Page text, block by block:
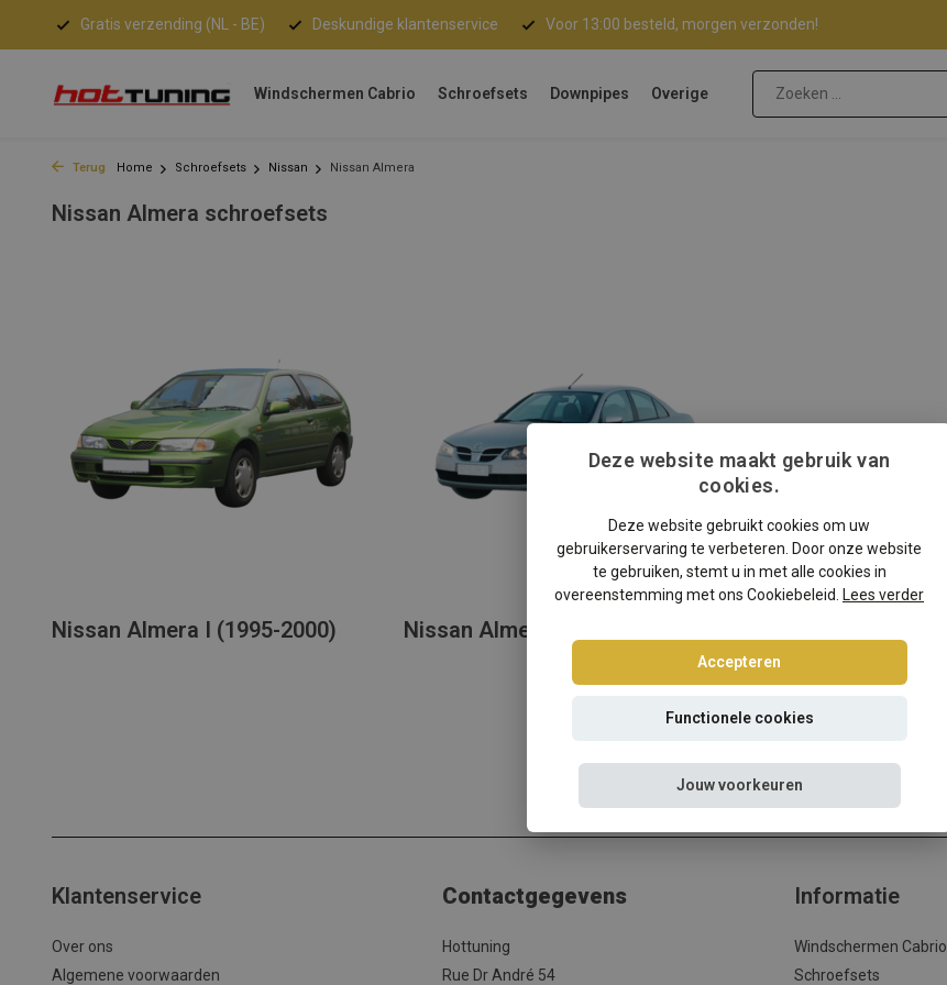
Gratis verzending (NL - BE) Deskundige klantenservice Voor 13:00 besteld, morgen verzonden!
Windschermen Cabrio Schroefsets Downpipes Overige
Terug Home Schroefsets Nissan Nissan Almera
Nissan Almera schroefsets
Nissan Almera I (1995-2000) Nissan Almera II (2000-2006)
Klantenservice
Over ons
Algemene voorwaarden
Contactgegevens
Hottuning
Rue Dr André 54
Informatie
Windschermen Cabrio
Schroefsets
Deze website maakt gebruik van
cookies.
Deze website gebruikt cookies om uw
gebruikerservaring te verbeteren. Door onze website
te gebruiken, stemt u in met alle cookies in
overeenstemming met ons Cookiebeleid.
Lees verder
Accepteren
Functionele cookies
Jouw voorkeuren